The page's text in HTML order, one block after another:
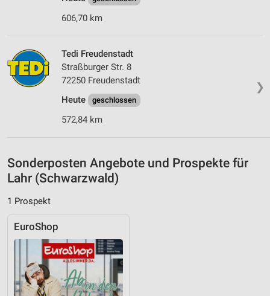
606,70 km
❯
Tedi Freudenstadt
Straßburger Str. 8
72250 Freudenstadt
Heute
geschlossen
572,84 km
Sonderposten Angebote und Prospekte für
Lahr (Schwarzwald)
1 Prospekt
EuroShop
Verwendung genauer Standortdaten
Nicht-IAB-Verarbeitungszwecke:
Notwendig
Werbung